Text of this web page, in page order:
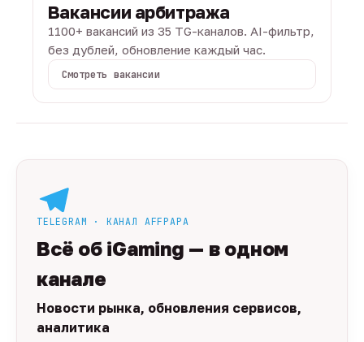
Вакансии арбитража
1100+ вакансий из 35 TG-каналов. AI-фильтр,
без дублей, обновление каждый час.
Смотреть вакансии
TELEGRAM · КАНАЛ AFFPAPA
Всё об iGaming — в одном
канале
Новости рынка, обновления сервисов,
аналитика